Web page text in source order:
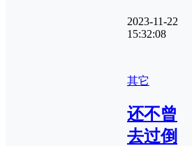
2023-11-22
15:32:08
其它
还不曾
去过倒